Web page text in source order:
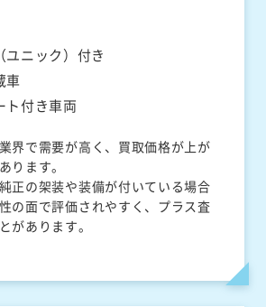
ユニック）付き
車
ト付き車両
界で需要が高く、買取価格が上が
ります。
正の架装や装備が付いている場合
の面で評価されやすく、プラス査
があります。